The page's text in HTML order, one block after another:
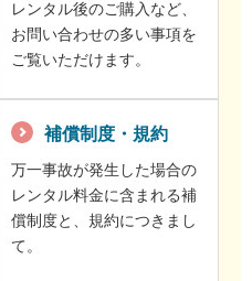
レンタル後のご購入など、
お問い合わせの多い事項を
ご覧いただけます。
補償制度・規約
万一事故が発生した場合の
レンタル料金に含まれる補
償制度と、規約につきまし
て。